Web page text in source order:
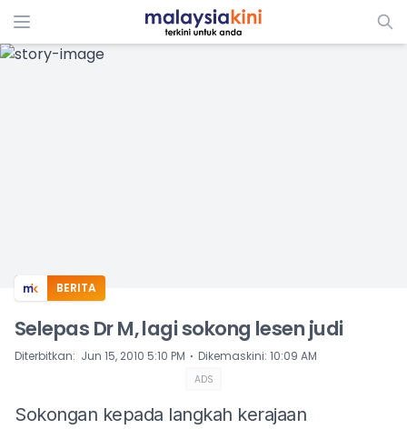
ADS
BERITA
Selepas Dr M, lagi sokong lesen judi
Diterbitkan: Jun 15, 2010 5:10 PM ⋅ Dikemaskini: 10:09 AM
ADS
Sokongan kepada langkah kerajaan